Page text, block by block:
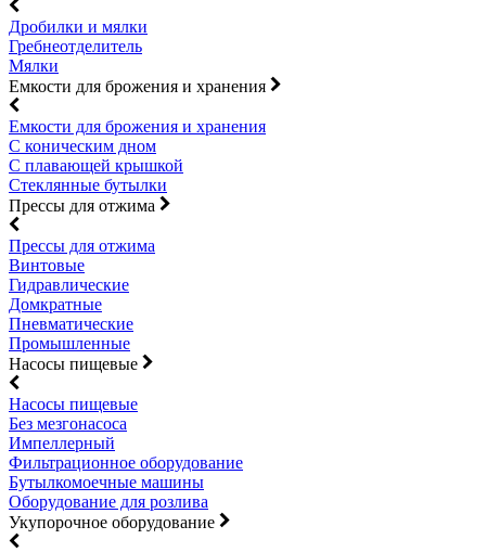
Дробилки и мялки
Гребнеотделитель
Мялки
Емкости для брожения и хранения
Емкости для брожения и хранения
С коническим дном
С плавающей крышкой
Стеклянные бутылки
Прессы для отжима
Прессы для отжима
Винтовые
Гидравлические
Домкратные
Пневматические
Промышленные
Насосы пищевые
Насосы пищевые
Без мезгонасоса
Импеллерный
Фильтрационное оборудование
Бутылкомоечные машины
Оборудование для розлива
Укупорочное оборудование